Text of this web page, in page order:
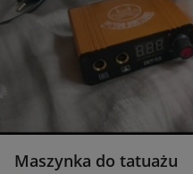
Maszynka do tatuażu